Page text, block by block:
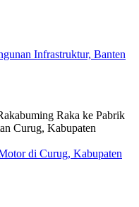
Infrastruktur, Banten
di Curug, Kabupaten